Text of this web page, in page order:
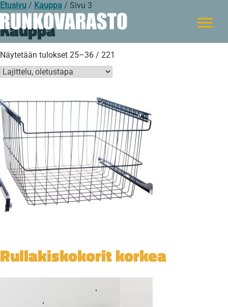
Etusivu / Kauppa / Sivu 3
Kauppa
Näytetään tulokset 25–36 / 221
Rullakiskokorit korkea